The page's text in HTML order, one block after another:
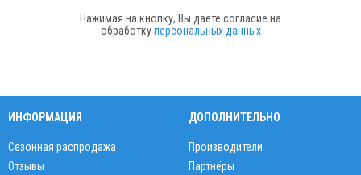
Нажимая на кнопку, Вы даете согласие на
обработкуперсональных данных
ИНФОРМАЦИЯ
Сезонная распродажа
Отзывы
ДОПОЛНИТЕЛЬНО
Производители
Партнёры